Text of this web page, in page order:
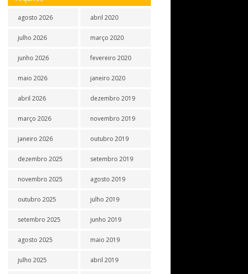
agosto 2026
julho 2026
junho 2026
maio 2026
abril 2026
março 2026
janeiro 2026
dezembro 2025
novembro 2025
outubro 2025
setembro 2025
agosto 2025
julho 2025
abril 2020
março 2020
fevereiro 2020
janeiro 2020
dezembro 2019
novembro 2019
outubro 2019
setembro 2019
agosto 2019
julho 2019
junho 2019
maio 2019
abril 2019